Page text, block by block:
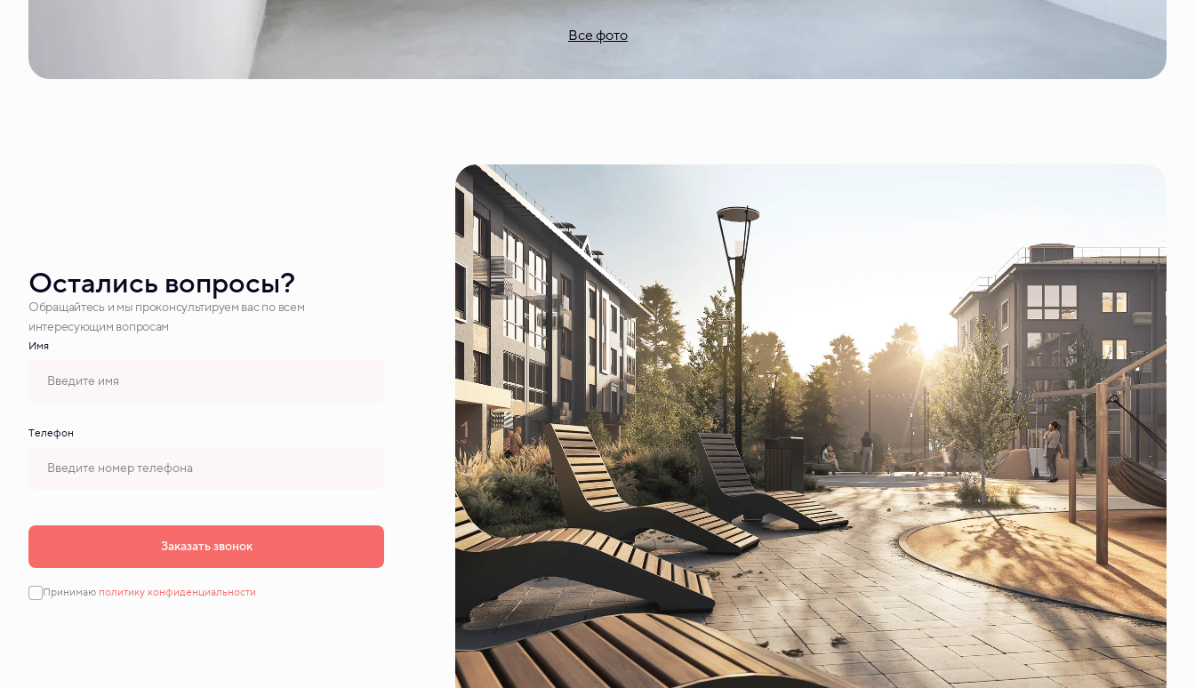
Все фото
Остались вопросы?
Обращайтесь и мы проконсультируем вас по всем
интересующим вопросам
Имя
Tелефон
Заказать звонок
Принимаю политику конфиденциальности